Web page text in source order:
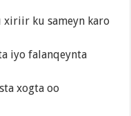
xiriir ku sameyn karo
iyo falanqeynta
xogta oo